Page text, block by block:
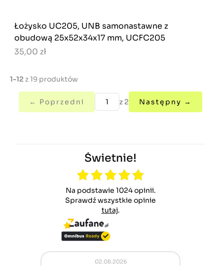
Łożysko UC205, UNB samonastawne z
obudową 25x52x34x17 mm, UCFC205
35,00 zł
1-12 z 19 produktów
← Poprzedni z 2 Następny →
Świetnie!
Na podstawie 1024 opinii.
Sprawdź wszystkie opinie
tutaj.
02.08.2026